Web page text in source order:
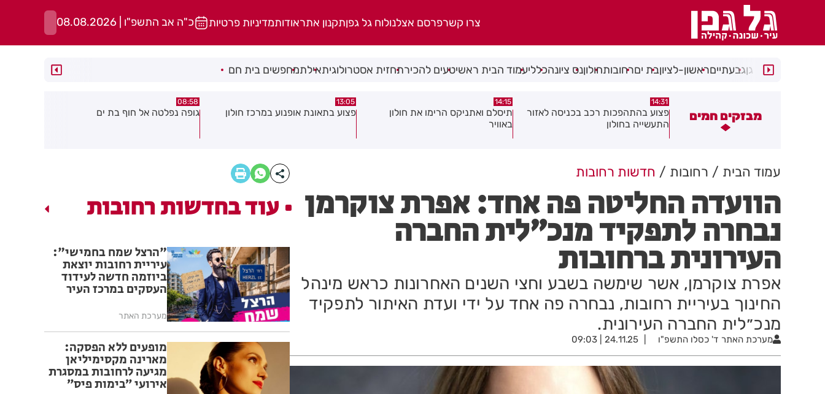
צרו קשרפרסם אצלנולוח גל גפןתקנון אתראודותמדיניות פרטיות כ"ה אב התשפ"ו | 08.08.2026
רמת גןגבעתייםראשון-לציוןבת יםרחובותחולוןנס ציונהכלליעמוד הבית ראשיטעים להכירתחזית אסטרולוגיתאילתמחפשים בית חם
מבזקים חמים
פצוע בהתהפכות רכב בכניסה לאזור
14:15
תיסלם ואתניקס הרימו את חולון
באוויר
13:05
פצוע בתאונת אופנוע במרכז חולון
08:58
גופה נפלטה אל חוף בת ים
08:29
חשד להצתה בשלושה מוקדים ברמת
עמוד הבית רחובות חדשות רחובות
הוועדה החליטה פה אחד: אפרת צוקרמן
נבחרה לתפקיד מנכ״לית החברה
העירונית ברחובות
אפרת צוקרמן, אשר שימשה בשבע וחצי השנים האחרונות כראש מינהל
החינוך בעיריית רחובות, נבחרה פה אחד על ידי ועדת האיתור לתפקיד
מנכ״לית החברה העירונית.
מערכת האתר ד' כסלו התשפ"ו 24.11.25 | 09:03
עוד בחדשות רחובות
"הרצל שמח בחמישי":
עיריית רחובות יוצאת
ביוזמה חדשה לעידוד
העסקים במרכז העיר
מערכת האתר
מופעים ללא הפסקה:
מארינה מקסימיליאן
מגיעה לרחובות במסגרת
אירועי ״בימות פיס״